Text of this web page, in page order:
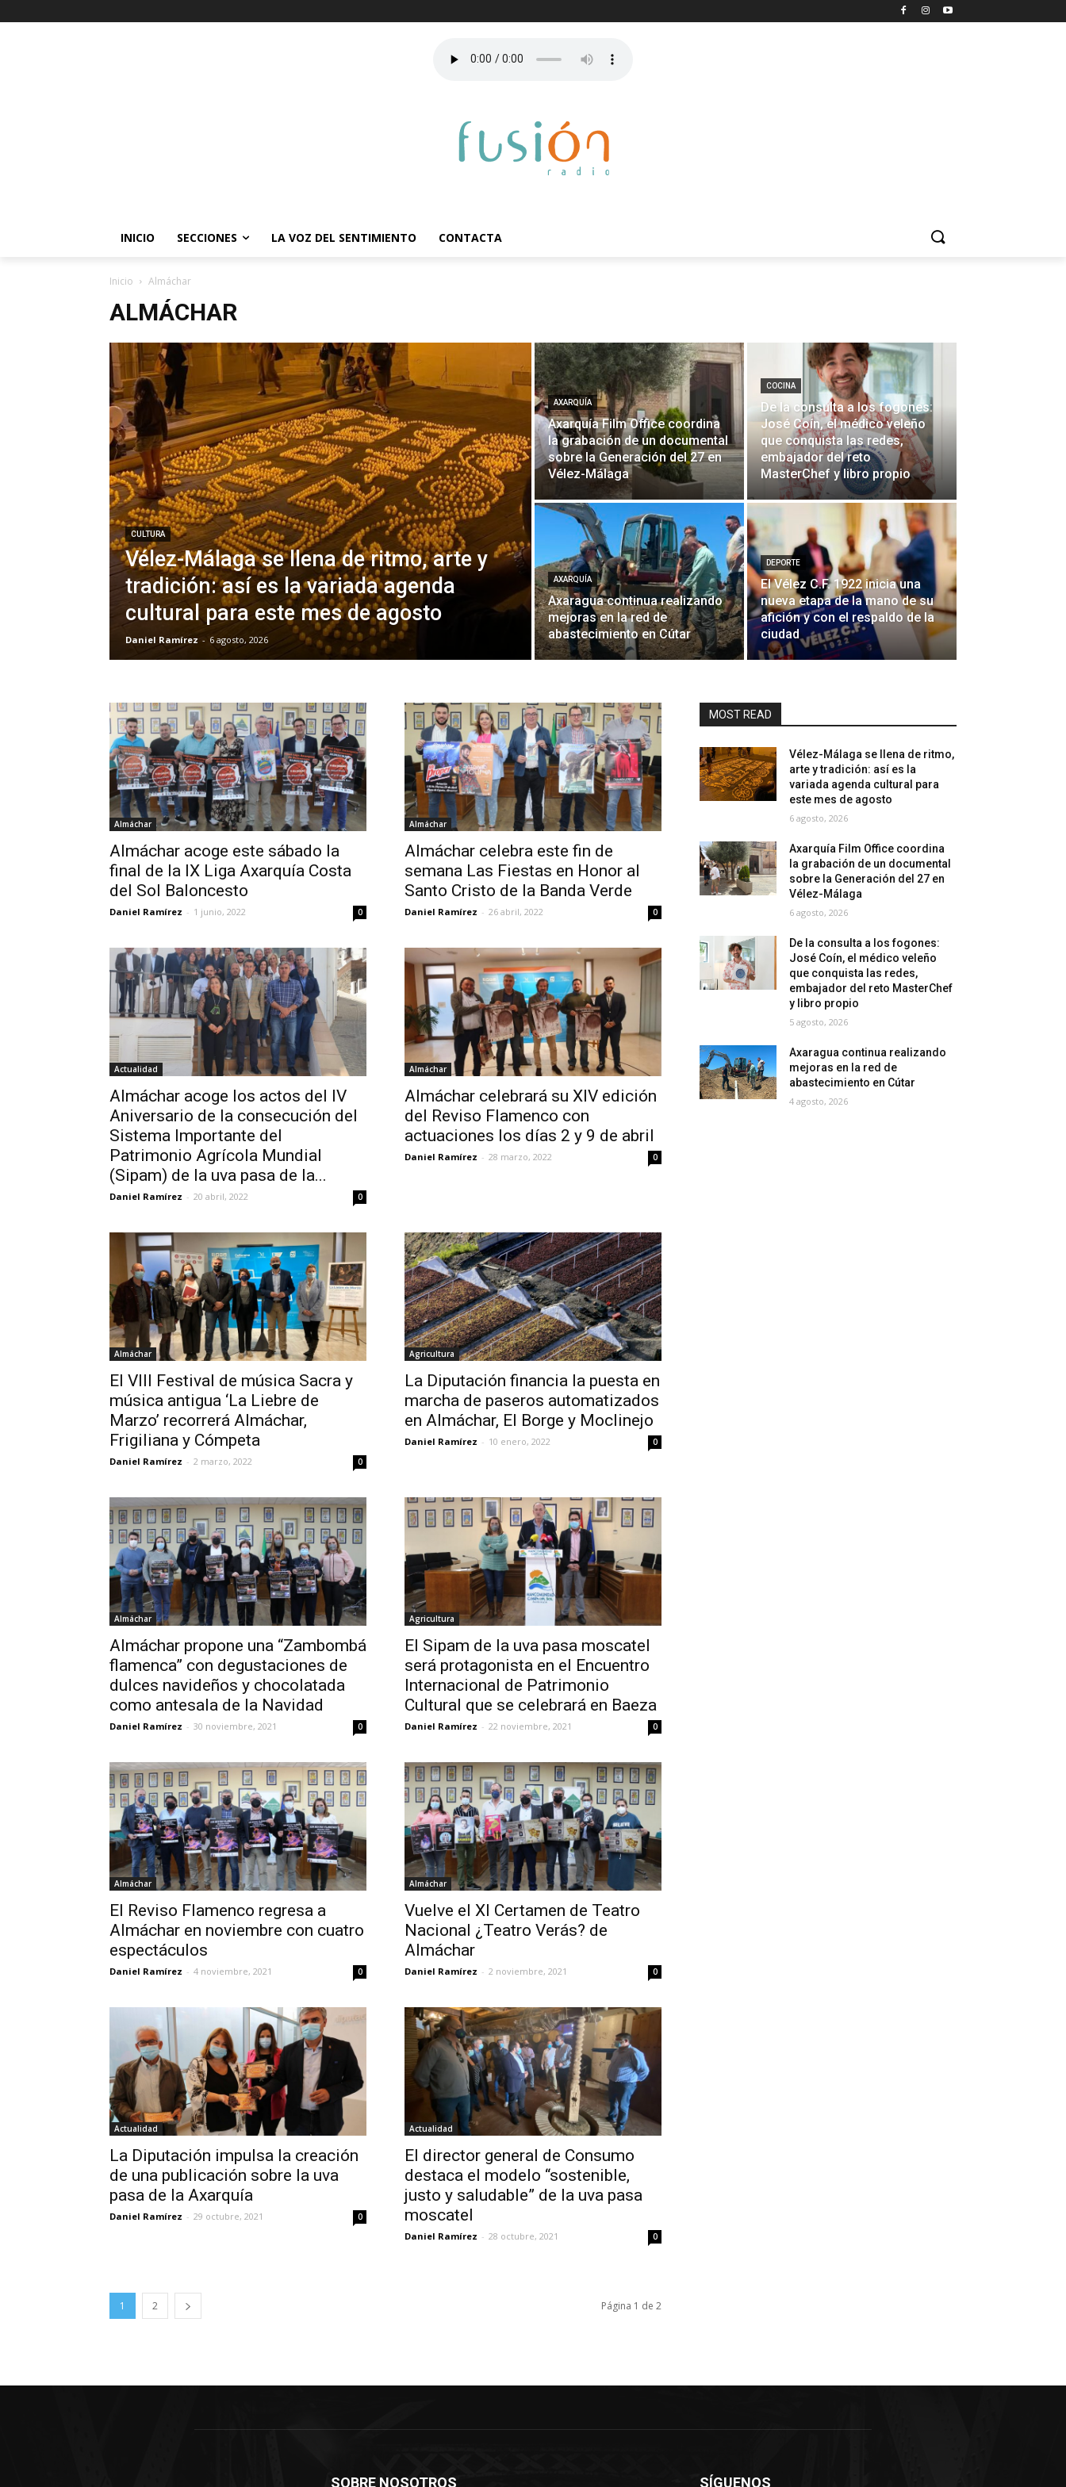
INICIO SECCIONES LA VOZ DEL SENTIMIENTO CONTACTA
Inicio Almáchar
ALMÁCHAR
CULTURA
Vélez-Málaga se llena de ritmo, arte y
tradición: así es la variada agenda
cultural para este mes de agosto
Daniel Ramírez - 6 agosto, 2026
AXARQUÍA
Axarquía Film Office coordina
la grabación de un documental
sobre la Generación del 27 en
Vélez-Málaga
COCINA
De la consulta a los fogones:
José Coín, el médico veleño
que conquista las redes,
embajador del reto
MasterChef y libro propio
AXARQUÍA
Axaragua continua realizando
mejoras en la red de
abastecimiento en Cútar
DEPORTE
El Vélez C.F. 1922 inicia una
nueva etapa de la mano de su
afición y con el respaldo de la
ciudad
Almáchar
Almáchar acoge este sábado la
final de la IX Liga Axarquía Costa
del Sol Baloncesto
Daniel Ramírez - 1 junio, 2022 0
Almáchar
Almáchar celebra este fin de
semana Las Fiestas en Honor al
Santo Cristo de la Banda Verde
Daniel Ramírez - 26 abril, 2022 0
Actualidad
Almáchar acoge los actos del IV
Aniversario de la consecución del
Sistema Importante del
Patrimonio Agrícola Mundial
(Sipam) de la uva pasa de la...
Daniel Ramírez - 20 abril, 2022 0
Almáchar
Almáchar celebrará su XIV edición
del Reviso Flamenco con
actuaciones los días 2 y 9 de abril
Daniel Ramírez - 28 marzo, 2022 0
Almáchar
El VIII Festival de música Sacra y
música antigua ‘La Liebre de
Marzo’ recorrerá Almáchar,
Frigiliana y Cómpeta
Daniel Ramírez - 2 marzo, 2022 0
Agricultura
La Diputación financia la puesta en
marcha de paseros automatizados
en Almáchar, El Borge y Moclinejo
Daniel Ramírez - 10 enero, 2022 0
Almáchar
Almáchar propone una “Zambombá
flamenca” con degustaciones de
dulces navideños y chocolatada
como antesala de la Navidad
Daniel Ramírez - 30 noviembre, 2021 0
Agricultura
El Sipam de la uva pasa moscatel
será protagonista en el Encuentro
Internacional de Patrimonio
Cultural que se celebrará en Baeza
Daniel Ramírez - 22 noviembre, 2021 0
Almáchar
El Reviso Flamenco regresa a
Almáchar en noviembre con cuatro
espectáculos
Daniel Ramírez - 4 noviembre, 2021 0
Almáchar
Vuelve el XI Certamen de Teatro
Nacional ¿Teatro Verás? de
Almáchar
Daniel Ramírez - 2 noviembre, 2021 0
Actualidad
La Diputación impulsa la creación
de una publicación sobre la uva
pasa de la Axarquía
Daniel Ramírez - 29 octubre, 2021 0
Actualidad
El director general de Consumo
destaca el modelo “sostenible,
justo y saludable” de la uva pasa
moscatel
Daniel Ramírez - 28 octubre, 2021 0
1 2 Página 1 de 2
MOST READ
Vélez-Málaga se llena de ritmo,
arte y tradición: así es la
variada agenda cultural para
este mes de agosto
6 agosto, 2026
Axarquía Film Office coordina
la grabación de un documental
sobre la Generación del 27 en
Vélez-Málaga
6 agosto, 2026
De la consulta a los fogones:
José Coín, el médico veleño
que conquista las redes,
embajador del reto MasterChef
y libro propio
5 agosto, 2026
Axaragua continua realizando
mejoras en la red de
abastecimiento en Cútar
4 agosto, 2026
SOBRE NOSOTROS SÍGUENOS